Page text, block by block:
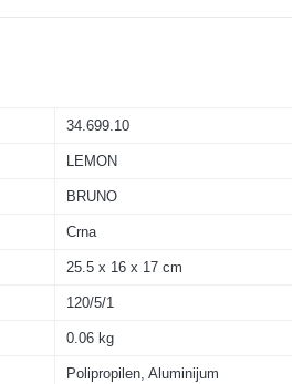
34.699.10
LEMON
BRUNO
Crna
25.5 x 16 x 17 cm
120/5/1
0.06 kg
Polipropilen, Aluminijum